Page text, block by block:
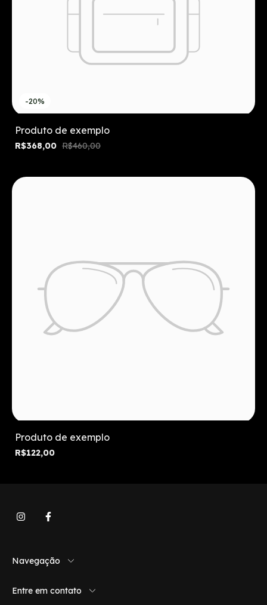
-20%
Produto de exemplo
R$368,00 R$460,00
Produto de exemplo
R$122,00
Navegação
Entre em contato